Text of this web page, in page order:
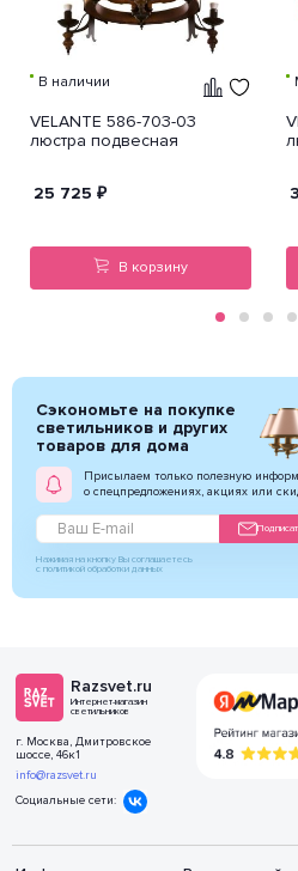
В наличии
VELANTE 586-703-03
люстра подвесная
25 725 ₽
В корзину
Сэкономьте на покупке
светильников и других
товаров для дома
Присылаем только полезную
о спецпредложениях, акциях или
Нажимая на кнопку Вы соглашаетесь
с политикой обработки данных
Razsvet.ru
Интернет-магазин
светильников
г. Москва, Дмитровское
шоссе, 46к1
info@razsvet.ru
Социальные сети: